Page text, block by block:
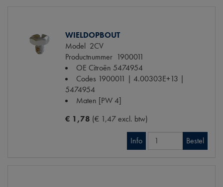
WIELDOPBOUT
Model 2CV
Productnummer 1900011
OE Citroën 5474954
Codes 1900011 | 4.00303E+13 |
5474954
Maten [PW 4]
€ 1,78 (€ 1,47 excl. btw)
Info Bestel